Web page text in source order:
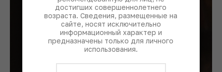
достигших совершеннолетнего
возраста. Сведения, размещенные на
сайте, носят исключительно
информационный характер и
предназначены только для личного
использования.